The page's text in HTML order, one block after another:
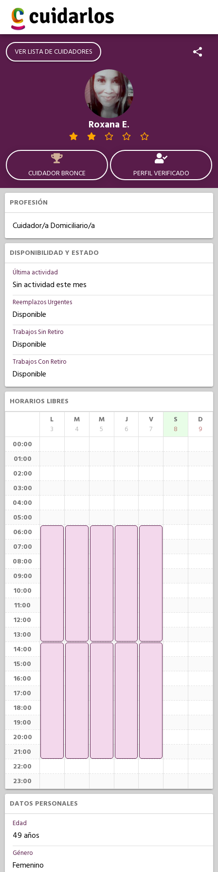
VER LISTA DE CUIDADORES
Roxana E.
CUIDADOR BRONCE PERFIL VERIFICADO
PROFESIÓN
Cuidador/a Domiciliario/a
DISPONIBILIDAD Y ESTADO
Última actividad
Sin actividad este mes
Reemplazos Urgentes
Disponible
Trabajos Sin Retiro
Disponible
Trabajos Con Retiro
Disponible
HORARIOS LIBRES
L
3
M
4
M
5
J
6
V
7
S
8
D
9
00:00
01:00
02:00
03:00
04:00
05:00
06:00
07:00
08:00
09:00
10:00
11:00
12:00
13:00
14:00
15:00
16:00
17:00
18:00
19:00
20:00
21:00
22:00
23:00
DATOS PERSONALES
Edad
49 años
Género
Femenino